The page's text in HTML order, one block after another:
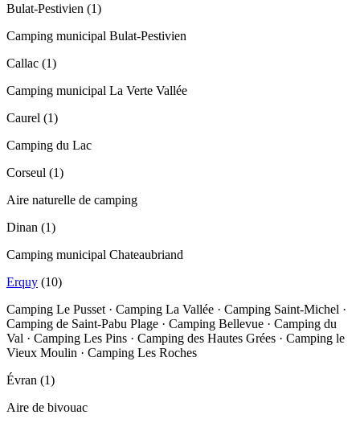
Bulat-Pestivien (1)
Camping municipal Bulat-Pestivien
Callac (1)
Camping municipal La Verte Vallée
Caurel (1)
Camping du Lac
Corseul (1)
Aire naturelle de camping
Dinan (1)
Camping municipal Chateaubriand
Erquy (10)
Camping Le Pusset · Camping La Vallée · Camping Saint-Michel ·
Camping de Saint-Pabu Plage · Camping Bellevue · Camping du
Val · Camping Les Pins · Camping des Hautes Grées · Camping le
Vieux Moulin · Camping Les Roches
Évran (1)
Aire de bivouac